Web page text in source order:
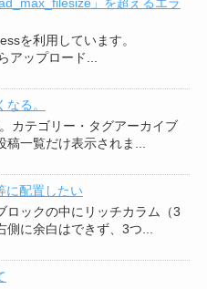
」を超えるエラ
を利用しています。
アップロード...
る。
カテゴリー・タグアーカイブ
稿一覧だけ表示されま...
に配置したい
ロックの中にリッチカラム（3
側に余白はできず、3つ...